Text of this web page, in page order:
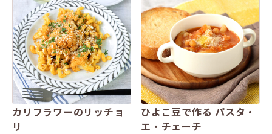
カリフラワーのリッチョ
リ
ひよこ豆で作る パスタ・
エ・チェーチ